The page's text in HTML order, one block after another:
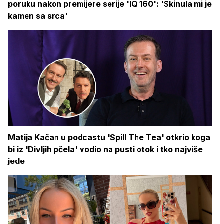
poruku nakon premijere serije 'IQ 160': 'Skinula mi je
kamen sa srca'
Matija Kačan u podcastu 'Spill The Tea' otkrio koga
bi iz 'Divljih pčela' vodio na pusti otok i tko najviše
jede